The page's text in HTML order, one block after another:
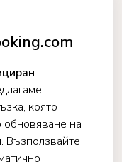
която
на
Възползвайте